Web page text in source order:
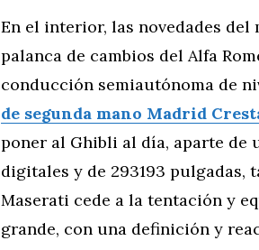
En el interior, las novedades
palanca de cambios del Alfa
conducción semiautónoma de
de segunda mano Madrid
poner al Ghibli al día, aparte de
digitales y de 293193 pulgadas,
Maserati cede a la tentación y
grande, con una definición y